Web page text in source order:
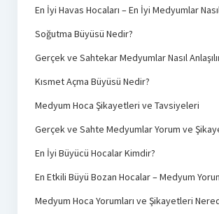
En İyi Havas Hocaları – En İyi Medyumlar Nasıl
Soğutma Büyüsü Nedir?
Gerçek ve Sahtekar Medyumlar Nasıl
Kısmet Açma Büyüsü Nedir?
Medyum Hoca Şikayetleri ve Tavsiyeleri
Gerçek ve Sahte Medyumlar Yorum ve
En İyi Büyücü Hocalar Kimdir?
En Etkili Büyü Bozan Hocalar – Medyum
Medyum Hoca Yorumları ve Şikayetleri